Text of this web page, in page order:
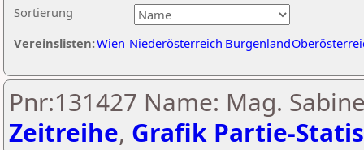
Sortierung
Vereinslisten:Wien Niederösterreich Burgenland
Pnr:131427 Name: Mag.
Zeitreihe, Grafik Partie-